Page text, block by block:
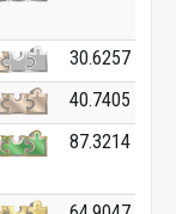
30.6257
40.7405
87.3214